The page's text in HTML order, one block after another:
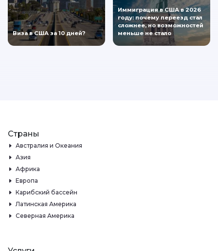
Виза в США за 10 дней?
Иммиграция в США в 2026
году: почему переезд стал
сложнее, но возможностей
меньше не стало
Страны
Австралия и Океания
Азия
Африка
Европа
Карибский бассейн
Латинская Америка
Северная Америка